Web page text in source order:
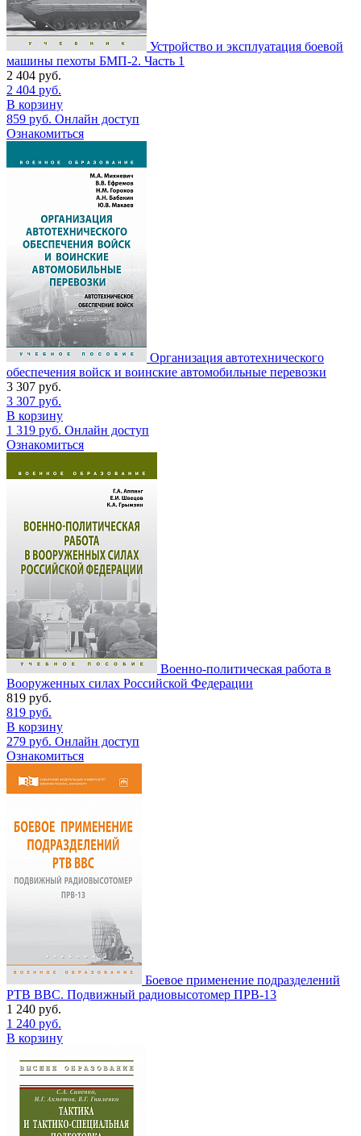
Устройство и эксплуатация боевой
машины пехоты БМП-2. Часть 1
2 404 руб.
2 404 руб.
В корзину
859 руб. Онлайн доступ
Ознакомиться
Организация автотехнического
обеспечения войск и воинские автомобильные перевозки
3 307 руб.
3 307 руб.
В корзину
1 319 руб. Онлайн доступ
Ознакомиться
Военно-политическая работа в
Вооруженных силах Российской Федерации
819 руб.
819 руб.
В корзину
279 руб. Онлайн доступ
Ознакомиться
Боевое применение подразделений
РТВ ВВС. Подвижный радиовысотомер ПРВ-13
1 240 руб.
1 240 руб.
В корзину